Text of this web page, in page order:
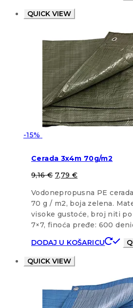
QUICK VIEW
-15%
Cerada 3x4m 70g/m2
9,16€ 7,79 €
Vodonepropusna PE
70 g / m2, boja zelena.
visoke gustoće, broj niti
7×7, finoća pređe: 600
DODAJ U KOŠARICU
QUICK VIEW